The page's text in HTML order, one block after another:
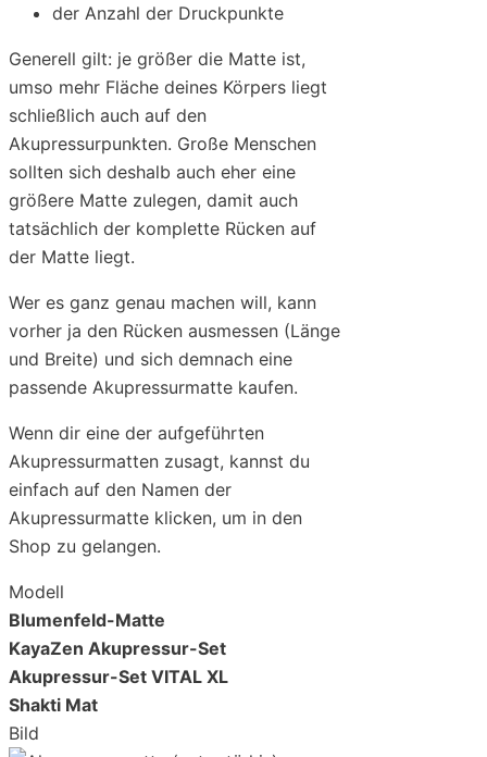
der Anzahl der Druckpunkte
Generell gilt: je größer die Matte ist,
umso mehr Fläche deines Körpers liegt
schließlich auch auf den
Akupressurpunkten. Große Menschen
sollten sich deshalb auch eher eine
größere Matte zulegen, damit auch
tatsächlich der komplette Rücken auf
der Matte liegt.
Wer es ganz genau machen will, kann
vorher ja den Rücken ausmessen (Länge
und Breite) und sich demnach eine
passende Akupressurmatte kaufen.
Wenn dir eine der aufgeführten
Akupressurmatten zusagt, kannst du
einfach auf den Namen der
Akupressurmatte klicken, um in den
Shop zu gelangen.
Modell
Blumenfeld-Matte
KayaZen Akupressur-Set
Akupressur-Set VITAL XL
Shakti Mat
Bild